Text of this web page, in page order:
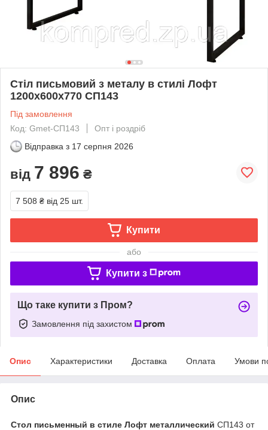
Стіл письмовий з металу в стилі Лофт
1200х600х770 СП143
Під замовлення
Код: Gmet-СП143
Опт і роздріб
Відправка з 17 серпня 2026
від 7 896 ₴
7 508 ₴ від 25 шт.
Купити
або
Купити з
Що таке купити з Пром?
Замовлення під захистом
Опис Характеристики Доставка Оплата Умови
Опис
Стол письменный в стиле Лофт металлический СП143 от